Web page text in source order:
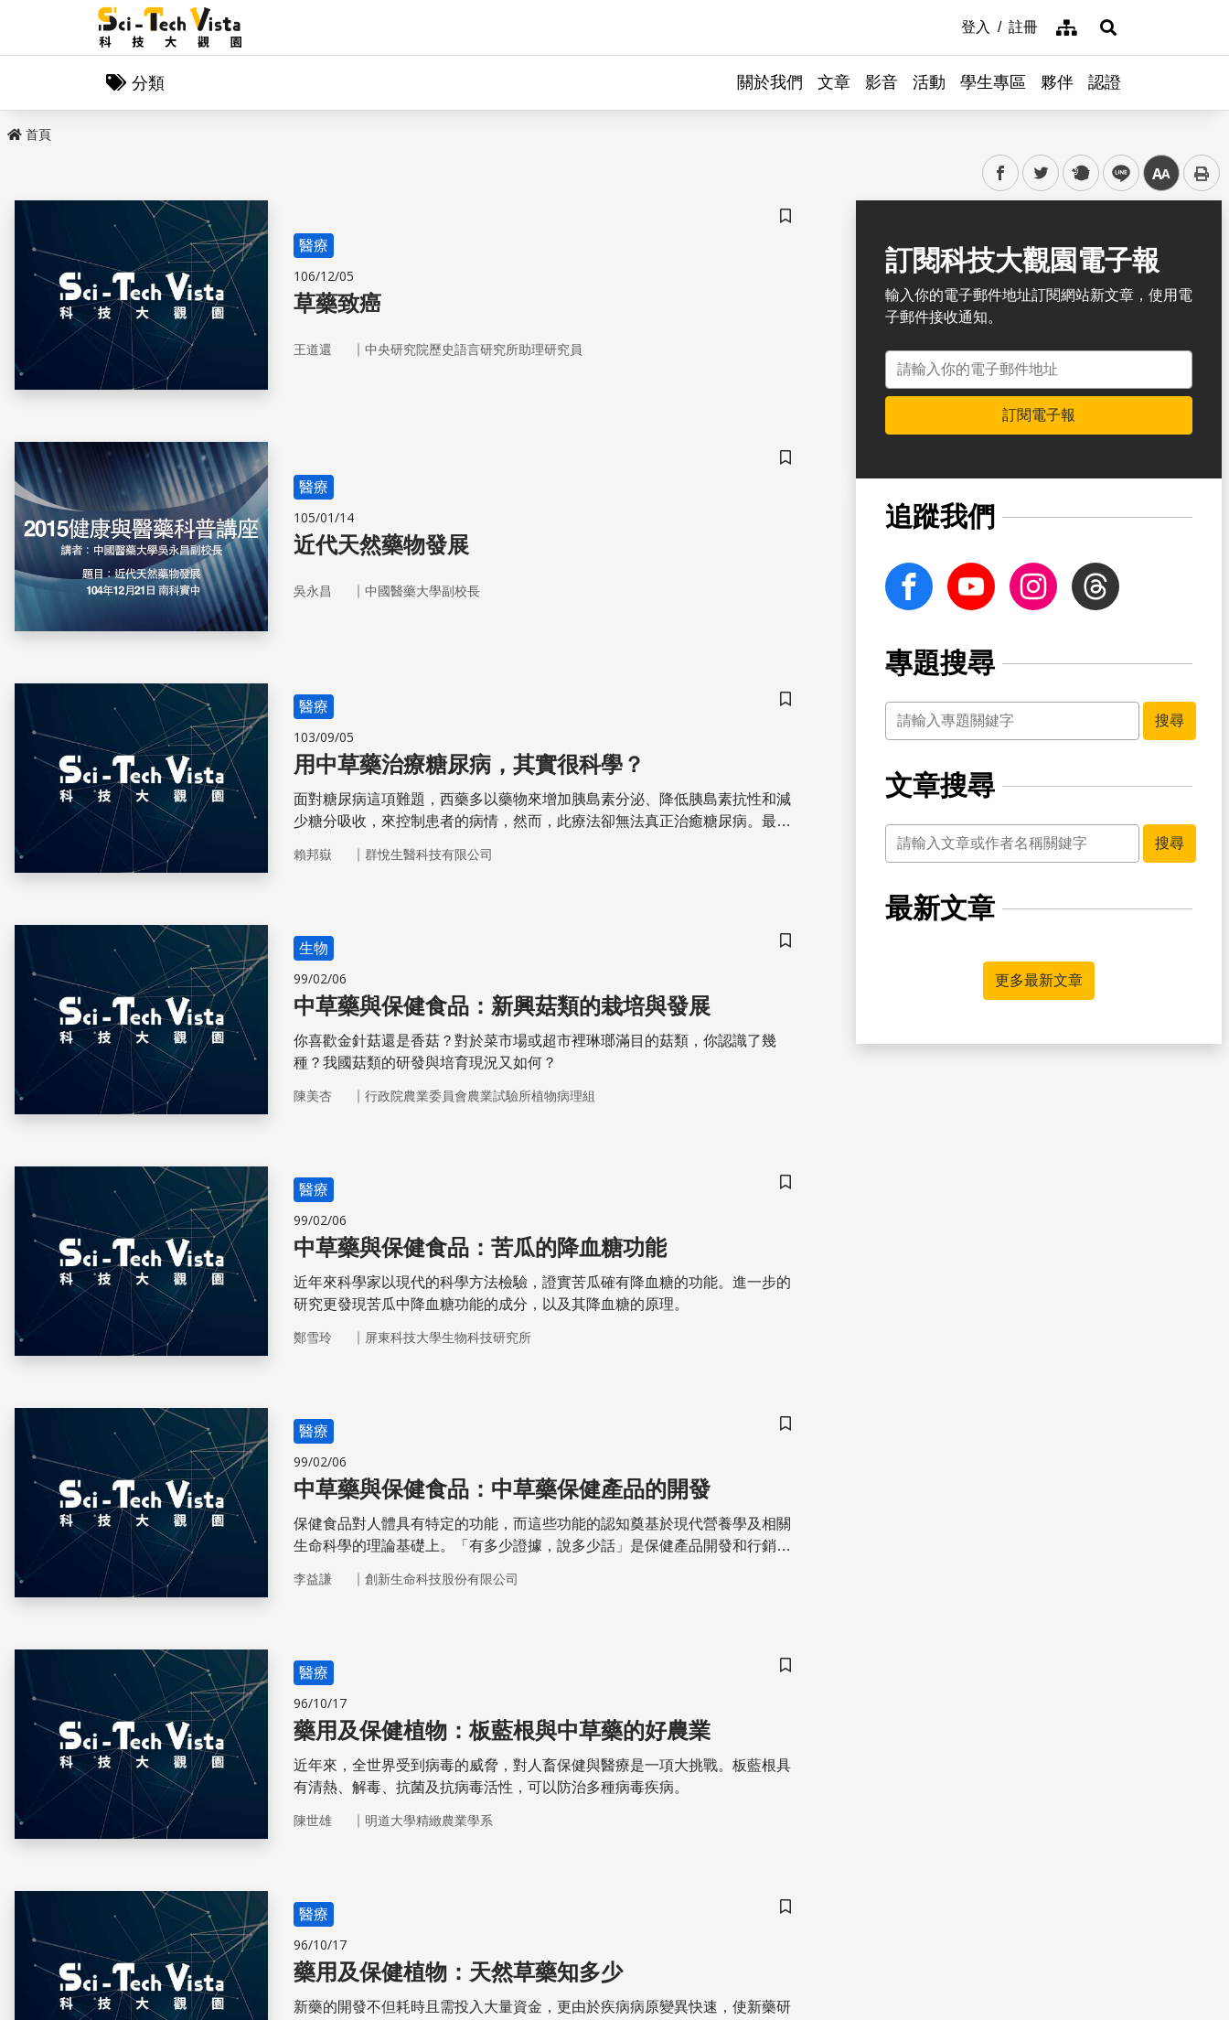
登入 註冊 網站導覽展開搜尋
分類 關於我們 文章 影音 活動 學生專區 夥伴 認證
首頁
facebooktwitter plurk line 中
儲存書籤
醫療
106/12/05
草藥致癌
王道還 ｜ 中央研究院歷史語言研究所助理研究員
儲存書籤
醫療
105/01/14
近代天然藥物發展
吳永昌 ｜ 中國醫藥大學副校長
儲存書籤
醫療
103/09/05
用中草藥治療糖尿病，其實很科學？
面對糖尿病這項難題，西藥多以藥物來增加胰島素分泌、降低胰島素抗性和減
少糖分吸收，來控制患者的病情，然而，此療法卻無法真正治癒糖尿病。最
天生有多種功效的植物藥、中草藥成為了當代醫學對抗糖尿病的新希望。
賴邦嶽 ｜ 群悅生醫科技有限公司
儲存書籤
生物
99/02/06
中草藥與保健食品：新興菇類的栽培與發展
你喜歡金針菇還是香菇？對於菜市場或超市裡琳瑯滿目的菇類，你認識了幾
種？我國菇類的研發與培育現況又如何？
陳美杏 ｜ 行政院農業委員會農業試驗所植物病理組
儲存書籤
醫療
99/02/06
中草藥與保健食品：苦瓜的降血糖功能
近年來科學家以現代的科學方法檢驗，證實苦瓜確有降血糖的功能。進一步的
研究更發現苦瓜中降血糖功能的成分，以及其降血糖的原理。
鄭雪玲 ｜ 屏東科技大學生物科技研究所
儲存書籤
醫療
99/02/06
中草藥與保健食品：中草藥保健產品的開發
保健食品對人體具有特定的功能，而這些功能的認知奠基於現代營養學及相關
生命科學的理論基礎上。「有多少證據，說多少話」是保健產品開發和行銷人
李益謙 ｜ 創新生命科技股份有限公司
儲存書籤
醫療
96/10/17
藥用及保健植物：板藍根與中草藥的好農業
近年來，全世界受到病毒的威脅，對人畜保健與醫療是一項大挑戰。板藍根具
有清熱、解毒、抗菌及抗病毒活性，可以防治多種病毒疾病。
陳世雄 ｜ 明道大學精緻農業學系
儲存書籤
醫療
96/10/17
藥用及保健植物：天然草藥知多少
新藥的開發不但耗時且需投入大量資金，更由於疾病病原變異快速，使新藥研
訂閱科技大觀園電子報
輸入你的電子郵件地址訂閱網站新文章，使用電
子郵件接收通知。
電子郵件地址
訂閱電子報
追蹤我們
facebook Youtube InstagramThreads
專題搜尋
關鍵字
搜尋
文章搜尋
關鍵字
搜尋
最新文章
更多最新文章